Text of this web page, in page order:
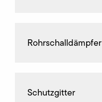
Rohrschalldämpfer
Schutzgitter